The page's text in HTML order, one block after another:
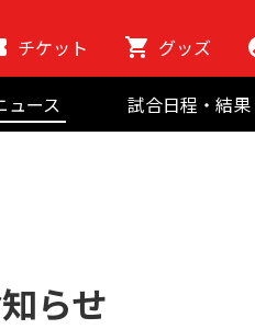
チケット グッズ
ュース
試合日程・結果
らせ